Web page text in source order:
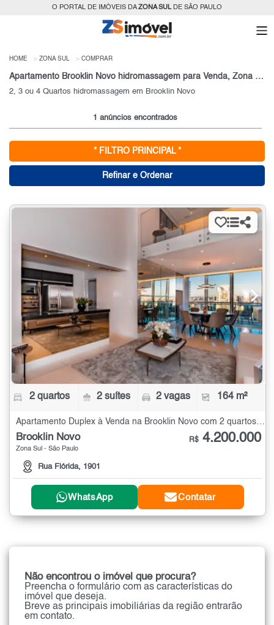
O PORTAL DE IMÓVEIS DAZONA SULDE SÃO PAULO
HOME ZONA SUL COMPRAR
Apartamento Brooklin Novo hidromassagem para Venda, Zona Sul, SP
2, 3 ou 4 Quartos hidromassagem em Brooklin Novo
1 anúncios encontrados
* FILTRO PRINCIPAL *
Refinar e Ordenar
2 quartos 2 suítes 2 vagas 164 m²
Apartamento Duplex à Venda na Brooklin Novo com 2 quartos - 164 m²
Brooklin Novo
Zona Sul - São Paulo
Rua Flórida, 1901
R$ 4.200.000
WhatsApp Contatar
Não encontrou o imóvel que procura?
Preencha o formulário com as características do
imóvel que deseja.
Breve as principais imobiliárias da região entrarão
em contato.